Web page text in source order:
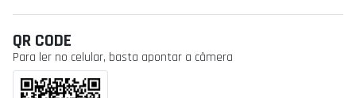
QR CODE
Para ler no celular, basta apontar a câmera